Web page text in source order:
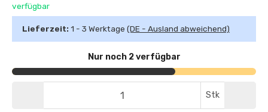
verfügbar
Lieferzeit: 1 - 3 Werktage (DE - Ausland abweichend)
Nur noch 2 verfügbar
Stk